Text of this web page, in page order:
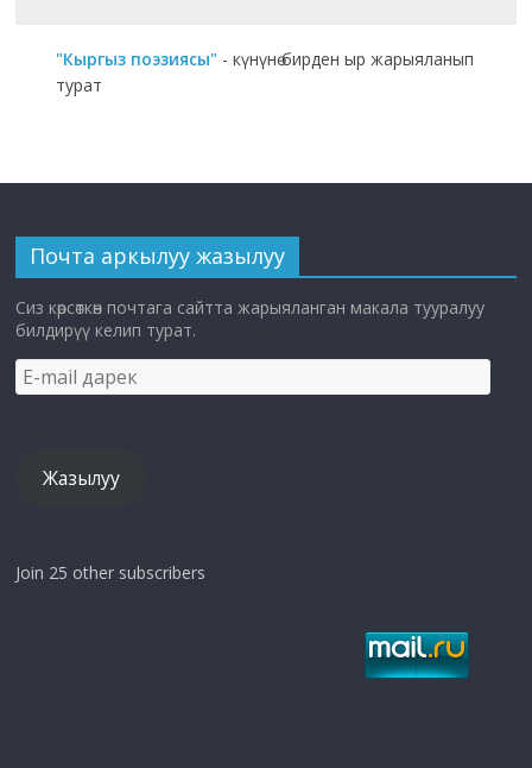
"Кыргыз поэзиясы" - күнүнө бирден ыр жарыяланып
турат
Почта аркылуу жазылуу
Сиз көрсөткөн почтага сайтта жарыяланган макала тууралуу
билдирүү келип турат.
E-
mail
Жазылуу
Join 25 other subscribers